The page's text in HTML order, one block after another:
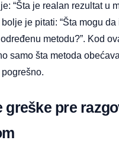
“Šta je realan rezultat u
je pitati: “Šta mogu
metodu?”. Kod
samo šta metoda
greške pre